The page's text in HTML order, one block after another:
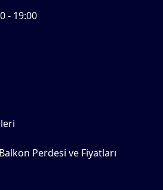
- 19:00
Perdesi ve Fiyatları